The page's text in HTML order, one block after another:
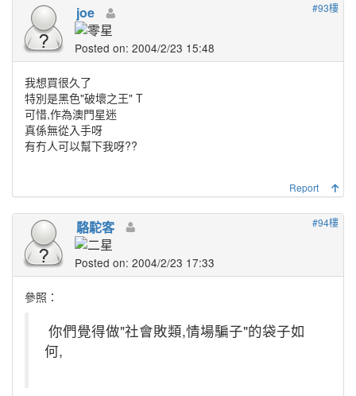
#93樓
joe
Posted on: 2004/2/23 15:48
我想買很久了
特別是黑色"破壞之王" T
可惜,作為澳門星迷
真係無從入手呀
有冇人可以幫下我呀??
Report
#94樓
駱駝客
Posted on: 2004/2/23 17:33
參照：
你們覺得做"社會敗類,情場騙子"的袋子如
何,